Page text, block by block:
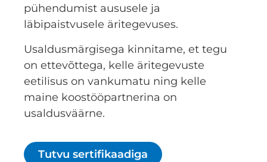
pühendumist aususele ja
läbipaistvusele äritegevuses.
Usaldusmärgisega kinnitame, et tegu
on ettevõttega, kelle äritegevuste
eetilisus on vankumatu ning kelle
maine koostööpartnerina on
usaldusväärne.
Tutvu sertifikaadiga